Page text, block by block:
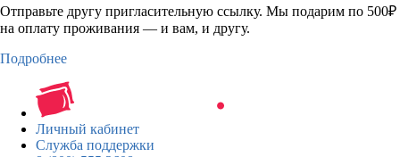
Отправьте другу пригласительную ссылку. Мы подарим по 500₽
на оплату проживания — и вам, и другу.
Подробнее
Личный кабинет
Служба поддержки